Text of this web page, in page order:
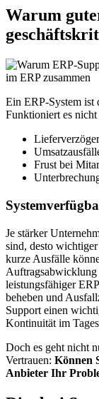
Warum
Ein ERP-System ist
Funktioniert es
Frust bei
Je stärker
sind, desto
kurze Ausfälle
Auftragsabwicklung
leistungsfähiger
beheben und
Support einen
Kontinuität im
Doch es geht nicht
Vertrauen: Können
Anbieter Ihr